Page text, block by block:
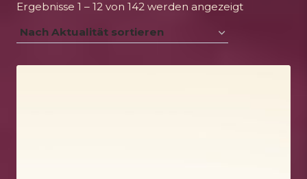
Ergebnisse 1 – 12 von 142 werden angezeigtNach